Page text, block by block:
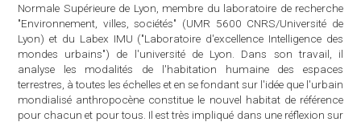
Normale Supérieure de Lyon, membre du laboratoire de recherche
"Environnement, villes, sociétés" (UMR 5600 CNRS/Université de
Lyon) et du Labex IMU ("Laboratoire d'excellence Intelligence des
mondes urbains") de l'université de Lyon. Dans son travail, il
analyse les modalités de l'habitation humaine des espaces
terrestres, à toutes les échelles et en se fondant sur l'idée que l'urbain
mondialisé anthropocène constitue le nouvel habitat de référence
pour chacun et pour tous. Il est très impliqué dans une réflexion sur